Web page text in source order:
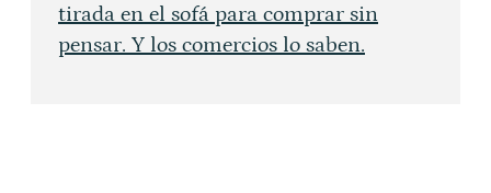
tirada en el sofá para comprar sin
pensar. Y los comercios lo saben.